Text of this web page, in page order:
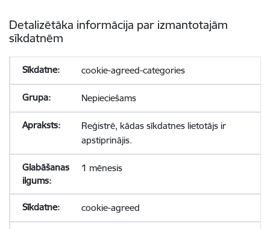
Detalizētāka informācija par izmantotajām
sīkdatnēm
cookie-agreed-categories
Nepieciešams
Reģistrē, kādas sīkdatnes lietotājs ir
apstiprinājis.
1 mēnesis
cookie-agreed